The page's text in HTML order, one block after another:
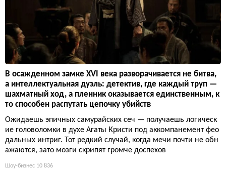
В осажденном замке XVI века разворачивается не битва,
а интеллектуальная дуэль: детектив, где каждый труп —
шахматный ход, а пленник оказывается единственным, к
то способен распутать цепочку убийств
Ожидаешь эпичных самурайских сеч — получаешь логическ
ие головоломки в духе Агаты Кристи под аккомпанемент фео
дальных интриг. Тот редкий случай, когда мечи почти не обн
ажаются, зато мозги скрипят громче доспехов
Шоу-бизнес 10 836